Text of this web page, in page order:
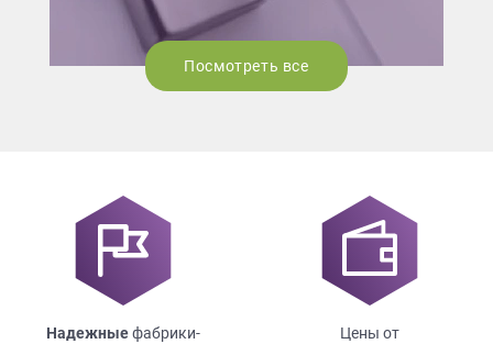
Посмотреть все
Надежныефабрики-
Цены от